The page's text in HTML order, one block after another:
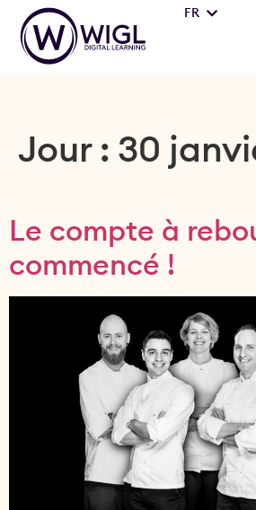
FR
IT
Jour : 30
Le compte à
commencé !